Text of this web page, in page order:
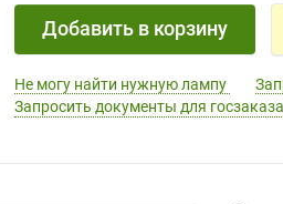
Добавить в корзину
Не могу найти нужную лампу
Запросить документы для госзаказа